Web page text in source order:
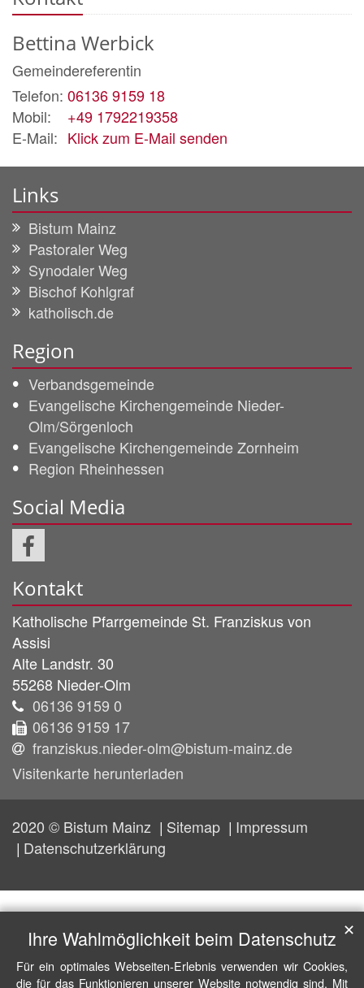
Bettina Werbick
Gemeindereferentin
Telefon: 06136 9159 18
Mobil:
+49 1792219358
E-Mail: Klick zum E-Mail senden
Links
Bistum Mainz
Pastoraler Weg
Synodaler Weg
Bischof Kohlgraf
katholisch.de
Region
Verbandsgemeinde
Evangelische Kirchengemeinde Nieder-
Olm/Sörgenloch
Evangelische Kirchengemeinde Zornheim
Region Rheinhessen
Social Media
Kontakt
Katholische Pfarrgemeinde St. Franziskus von
Assisi
Alte Landstr. 30
55268 Nieder-Olm
06136 9159 0
06136 9159 17
franziskus.nieder-olm@bistum-mainz.de
Visitenkarte herunterladen
2020 © Bistum Mainz Sitemap
Impressum
Datenschutzerklärung
Ihre Wahlmöglichkeit beim Datenschutz
Für ein optimales Webseiten-Erlebnis verwenden wir Cookies,
die für das Funktionieren unserer Website notwendig sind. Mit
✕